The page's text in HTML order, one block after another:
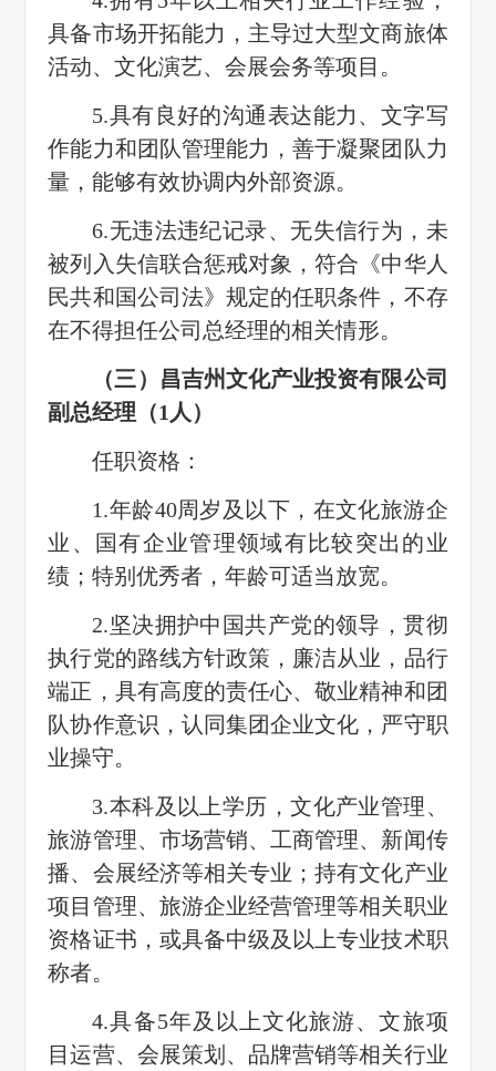
具备市场开拓能力，主导过大型文商旅体
活动、文化演艺、会展会务等项目。
5.具有良好的沟通表达能力、文字写
作能力和团队管理能力，善于凝聚团队力
量，能够有效协调内外部资源。
6.无违法违纪记录、无失信行为，未
被列入失信联合惩戒对象，符合《中华人
民共和国公司法》规定的任职条件，不存
在不得担任公司总经理的相关情形。
（三）昌吉州文化产业投资有限公司
副总经理（1人）
任职资格：
1.年龄40周岁及以下，在文化旅游企
业、国有企业管理领域有比较突出的业
绩；特别优秀者，年龄可适当放宽。
2.坚决拥护中国共产党的领导，贯彻
执行党的路线方针政策，廉洁从业，品行
端正，具有高度的责任心、敬业精神和团
队协作意识，认同集团企业文化，严守职
业操守。
3.本科及以上学历，文化产业管理、
旅游管理、市场营销、工商管理、新闻传
播、会展经济等相关专业；持有文化产业
项目管理、旅游企业经营管理等相关职业
资格证书，或具备中级及以上专业技术职
称者。
4.具备5年及以上文化旅游、文旅项
目运营、会展策划、品牌营销等相关行业